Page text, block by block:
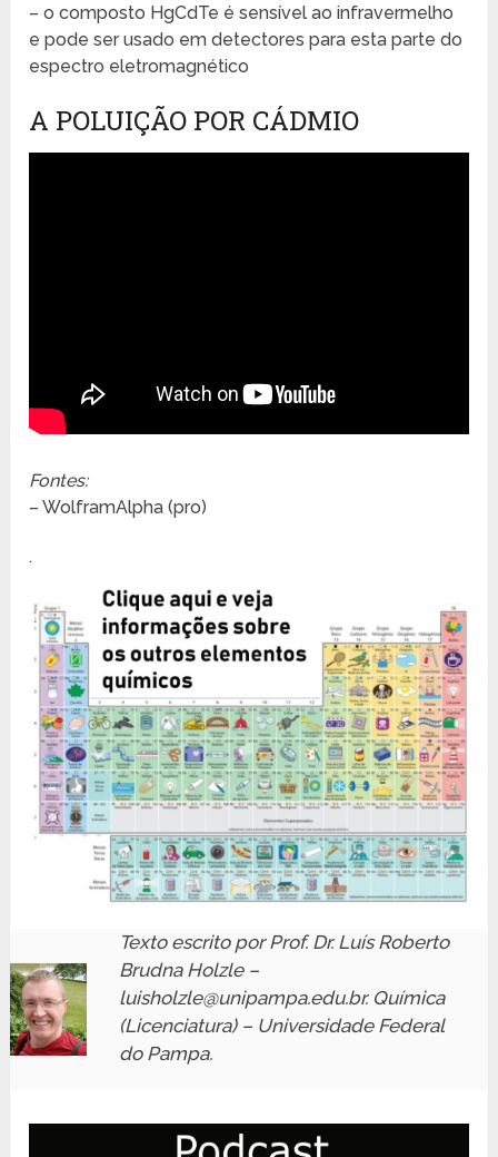
– o composto HgCdTe é sensível ao infravermelho
e pode ser usado em detectores para esta parte do
espectro eletromagnético
A POLUIÇÃO POR CÁDMIO
Fontes:
– WolframAlpha (pro)
.
Texto escrito por Prof. Dr. Luís Roberto
Brudna Holzle –
luisholzle@unipampa.edu.br. Química
(Licenciatura) – Universidade Federal
do Pampa.